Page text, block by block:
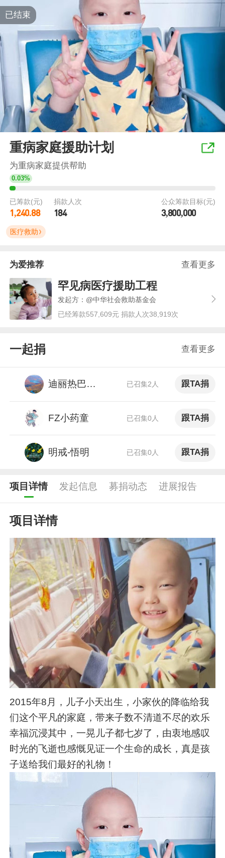
已结束
重病家庭援助计划
为重病家庭提供帮助
0.03%
已筹款(元)
1,240.88
捐款人次
184
公众筹款目标(元)
3,800,000
医疗救助
查看更多
为爱推荐
罕见病医疗援助工程
发起方：@中华社会救助基金会
已经筹款557,609元 捐款人次38,919次
查看更多
一起捐
迪丽热巴粉丝 已召集2人 跟TA捐
FZ小药童 已召集0人 跟TA捐
明戒-悟明 已召集0人 跟TA捐
项目详情 发起信息 募捐动态 进展报告
项目详情
2015年8月，儿子小天出生，小家伙的降临给我
们这个平凡的家庭，带来子数不清道不尽的欢乐
幸福沉浸其中，一晃儿子都七岁了，由衷地感叹
时光的飞逝也感慨见证一个生命的成长，真是孩
子送给我们最好的礼物！